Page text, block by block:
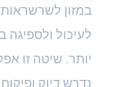
במזון לשרשראות
לעיכול ולספיגה
יותר. שיטה זו
נדרש דיוק